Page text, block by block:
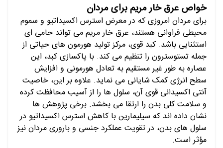
خواص عرق خار مریم برای مردان
برای مردان امروزی که در معرض استرس اکسیداتیو و سموم
محیطی فراوانی هستند، عرق خار مریم می تواند حامی ای
استثنایی باشد. کبد قوی، مرکز تولید هورمون های حیاتی از
جمله تستوسترون را تنظیم می کند. با پاکسازی کبد، این
عصاره به طور غیر مستقیم به تعادل هورمونی و افزایش
سطح انرژی کمک شایانی می نماید. علاوه بر این، خاصیت
آنتی اکسیدانی قوی آن، سلول ها را از آسیب محافظت کرده
و سلامت کلی بدن را ارتقا می بخشد. برخی پژوهش ها
نشان داده اند که سیلیمارین با کاهش استرس اکسیداتیو در
سلول های بدن، در تقویت عملکرد جنسی و باروری مردان نیز
مؤثر است.